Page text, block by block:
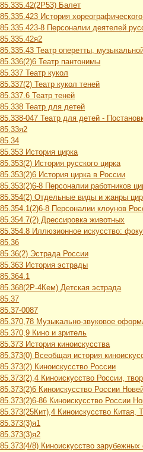
85.335.42(2Р53) Балет
85.335.423 История
85.335.423-8 Персоналии деятелей
85.335.42я2
85.335.43 Театр оперетты,
85.336(2)6 Театр пантонимы
85.337 Театр кукол
85.337(2) Театр кукол теней
85.337.6 Театр теней
85.338 Театр для детей
85.338-047 Театр для детей -
85.33я2
85.34
85.353 История цирка
85.353(2) История русского цирка
85.353(2)6 История цирка в России
85.353(2)6-8 Персоналии работников
85.354(2) Отдельные виды и жанры
85.354.1(2)6-8 Персоналии клоунов
85.354.7(2) Дрессировка животных
85.354.8 Иллюзионное искусство:
85.36
85.36(2) Эстрада России
85.363 История эстрады
85.364.1
85.368(2Р-4Кем) Детская эстрада
85.37
85.37-0087
85.370,78 Музыкально-звуковое
85.370,9 Кино и зритель
85.373 История киноискусства
85.373(0) Всеобщая история
85.373(2) Киноискусство России
85.373(2),4 Киноискусство России,
85.373(2)6 Киноискусство России
85.373(2)6-86 Киноискусство России
85.373(25Кит),4 Киноискусство Китая,
85.373(3)я1
85.373(3)я2
85.373(4/8) Киноискусство зарубежных